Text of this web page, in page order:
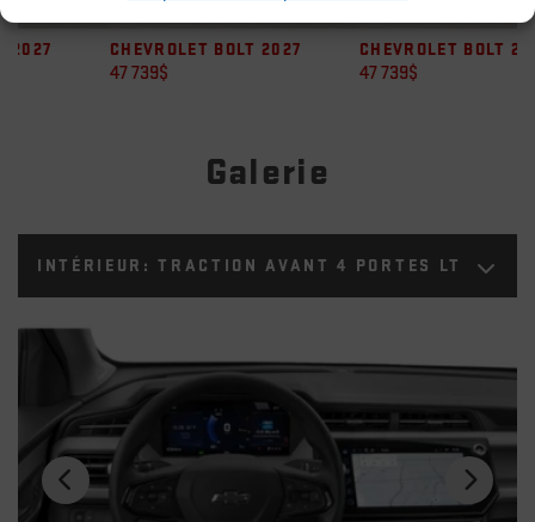
CHEVROLET BOLT 2027 CHEVROLET BOLT 2027
Galerie
INTÉRIEUR:TRACTION AVANT 4 PORTES LT